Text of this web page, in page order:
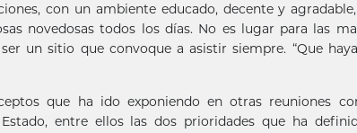
con un ambiente educado, decente y
novedosas todos los días. No es lugar para las
un sitio que convoque a asistir siempre. “Que
que ha ido exponiendo en otras reuniones
entre ellos las dos prioridades que ha